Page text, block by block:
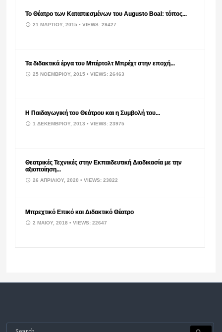
Το Θέατρο των Καταπιεσμένων του Augusto Boal: τόπος...
21 ΜΑΡΤΊΟΥ, 2015• VIEWS: 29427
Τα διδακτικά έργα του Μπέρτολτ Μπρέχτ στην εποχή...
25 ΝΟΕΜΒΡΊΟΥ, 2015• VIEWS: 26463
Η Παιδαγωγική του Θεάτρου και η Συμβολή του...
1 ΔΕΚΕΜΒΡΊΟΥ, 2013• VIEWS: 23975
Θεατρικές Τεχνικές στην Εκπαιδευτική Διαδικασία με την
αξιοποίηση...
26 ΑΠΡΙΛΊΟΥ, 2020• VIEWS: 23822
Μπρεχτικό Επικό και Διδακτικό Θέατρο
2 ΜΑΪ́ΟΥ, 2018• VIEWS: 22647